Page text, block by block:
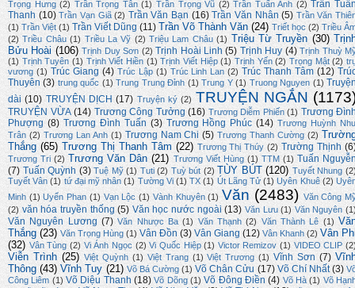
Trọng Hưng (2) Trần Trọng Tân (1) Trần Trọng Vũ (2) Trần Tuấn Anh (2) Trần
Thanh (10) Trần Vạn Giã (2) Trần Văn Bạn (16) Trần Văn Nhân (5) Trần Văn
(1) Trần Việt (1) Trần Viết Dũng (11) Trần Võ Thành Văn (24) Triết học (2) Triều
(2) Triều Châu (1) Triều La Vỹ (2) Triệu Lam Châu (1) Triệu Từ Truyền (30)
Bửu Hoài (106) Trịnh Duy Sơn (2) Trịnh Hoài Linh (5) Trịnh Huy (4) Trịnh Thuỳ
(1) Trịnh Tuyên (1) Trịnh Viết Hiền (1) Trịnh Viết Hiệp (1) Trịnh Yến (2) Trọng Mật (2)
vương (1) Trúc Giang (4) Trúc Lập (1) Trúc Linh Lan (2) Trúc Thanh Tâm (12)
Thuyên (3) trung quốc (1) Trung Trung Đỉnh (1) Trung Y (1) Truong Nguyen (1)
dài (10) TRUYỆN DỊCH (17) Truyện ký (2) TRUYỆN NGẮN
TRUYỆN VỪA (14) Trương Công Tưởng (16) Trương Diễm Phiến (1) Trương
Phượng (8) Trương Đình Tuấn (3) Trương Hồng Phúc (14) Trương Huỳnh
Trân (2) Trương Lan Anh (1) Trương Nam Chi (5) Trương Thanh Cường (2)
Thắng (65) Trương Thị Thanh Tâm (22) Trương Thị Thúy (2) Trường Thịnh
Trương Tri (2) Trương Văn Dân (21) Trương Viết Hùng (1) TTM (1) Tuấn
(7) Tuấn Quỳnh (3) Tuệ Mỹ (1) Tuti (2) Tuỳ bút (2) TÙY BÚT (120) Tuyết Nhung
Tuyết Vân (1) tứ đại mỹ nhân (1) Tường Vi (1) TX (1) Út Lãng Tử (1) Uyên Khuê (2)
Minh (1) Uyển Phan (1) Vạn Lộc (1) Vành Khuyên (1) Văn (2483) Văn Công
(2) văn hóa truyền thống (5) Văn học nước ngoài (13) Văn Lưu (1) Văn Nguyên
Văn Nguyên Lương (7) Văn Nhược Ba (1) Văn Thạnh (2) Văn Thành Lê (1)
Thắng (23) Văn Trọng Hùng (1) Vân Đồn (3) Vân Giang (12) Vân Khanh (2) Vân
(32) Vân Tùng (2) Vi Ánh Ngọc (2) Vi Quốc Hiệp (1) Victor Remizov (1) VIDEO CLIP
Viễn Trình (25) Việt Quỳnh (1) Việt Trang (1) Việt Trương (1) Vĩnh Sơn (7)
Thông (43) Vĩnh Tuy (21) Võ Bá Cường (1) Võ Chân Cửu (17) Võ Chí Nhất (3)
Công Liêm (1) Võ Diệu Thanh (18) Võ Dõng (1) Võ Đông Điền (4) Võ Hà (1) Võ